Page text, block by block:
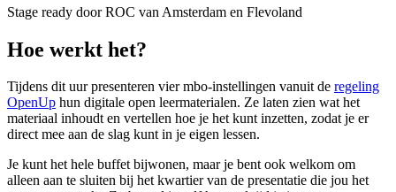
Stage ready door ROC van Amsterdam en Flevoland
Hoe werkt het?
Tijdens dit uur presenteren vier mbo-instellingen vanuit de regeling
OpenUp hun digitale open leermaterialen. Ze laten zien wat het
materiaal inhoudt en vertellen hoe je het kunt inzetten, zodat je er
direct mee aan de slag kunt in je eigen lessen.
Je kunt het hele buffet bijwonen, maar je bent ook welkom om
alleen aan te sluiten bij het kwartier van de presentatie die jou het